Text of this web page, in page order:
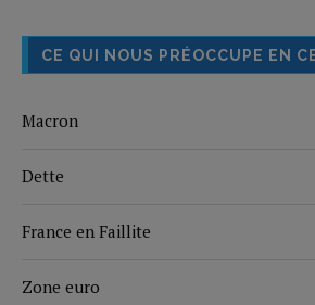
CE QUI NOUS PRÉOCCUPE EN
Macron
Dette
France en Faillite
Zone euro